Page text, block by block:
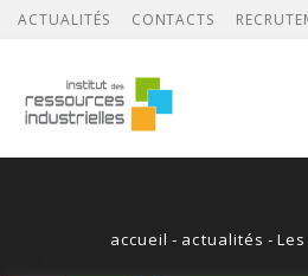
ACTUALITÉS CONTACTS
accueil - actualités -